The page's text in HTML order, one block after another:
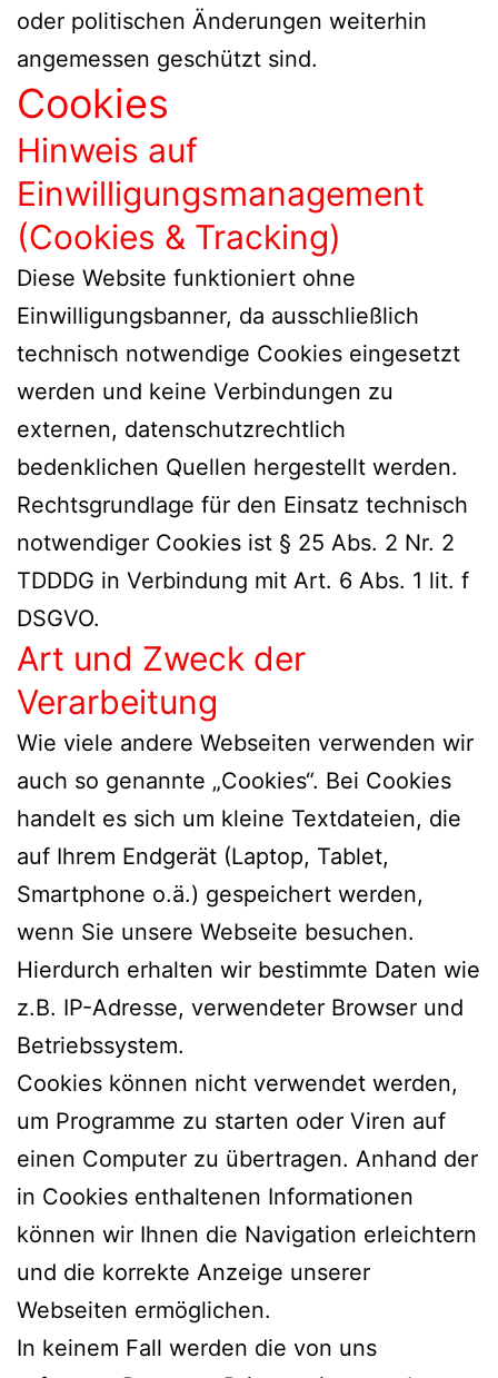
oder politischen Änderungen weiterhin
angemessen geschützt sind.
Cookies
Hinweis auf
Einwilligungsmanagement
(Cookies & Tracking)
Diese Website funktioniert ohne
Einwilligungsbanner, da ausschließlich
technisch notwendige Cookies eingesetzt
werden und keine Verbindungen zu
externen, datenschutzrechtlich
bedenklichen Quellen hergestellt werden.
Rechtsgrundlage für den Einsatz technisch
notwendiger Cookies ist § 25 Abs. 2 Nr. 2
TDDDG in Verbindung mit Art. 6 Abs. 1 lit. f
DSGVO.
Art und Zweck der
Verarbeitung
Wie viele andere Webseiten verwenden wir
auch so genannte „Cookies“. Bei Cookies
handelt es sich um kleine Textdateien, die
auf Ihrem Endgerät (Laptop, Tablet,
Smartphone o.ä.) gespeichert werden,
wenn Sie unsere Webseite besuchen.
Hierdurch erhalten wir bestimmte Daten wie
z.B. IP-Adresse, verwendeter Browser und
Betriebssystem.
Cookies können nicht verwendet werden,
um Programme zu starten oder Viren auf
einen Computer zu übertragen. Anhand der
in Cookies enthaltenen Informationen
können wir Ihnen die Navigation erleichtern
und die korrekte Anzeige unserer
Webseiten ermöglichen.
In keinem Fall werden die von uns